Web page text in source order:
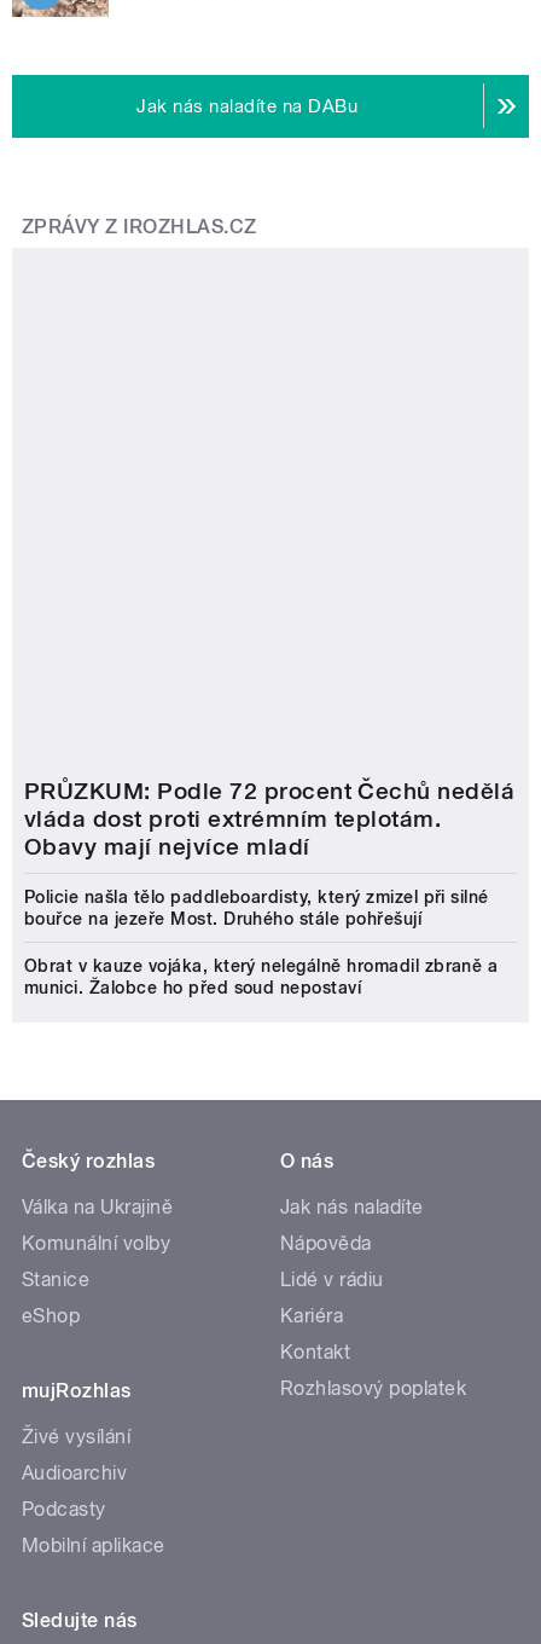
Jak nás naladíte na DABu
ZPRÁVY Z IROZHLAS.CZ
PRŮZKUM: Podle 72 procent Čechů nedělá
vláda dost proti extrémním teplotám.
Obavy mají nejvíce mladí
Policie našla tělo paddleboardisty, který zmizel při silné
bouřce na jezeře Most. Druhého stále pohřešují
Obrat v kauze vojáka, který nelegálně hromadil zbraně a
munici. Žalobce ho před soud nepostaví
Český rozhlas
Válka na Ukrajině
Komunální volby
Stanice
eShop
mujRozhlas
Živé vysílání
Audioarchiv
Podcasty
Mobilní aplikace
O nás
Jak nás naladíte
Nápověda
Lidé v rádiu
Kariéra
Kontakt
Rozhlasový poplatek
Sledujte nás